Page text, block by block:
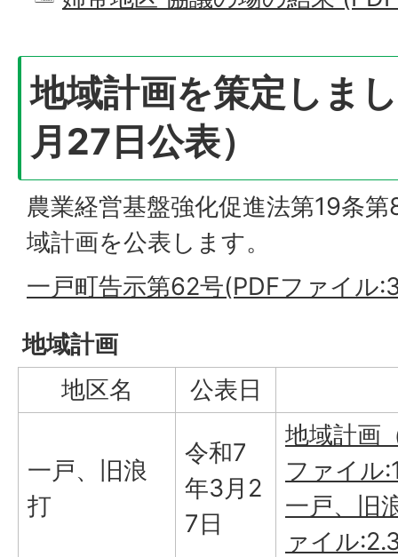
地域計画を策定しま
月27日公表）
農業経営基盤強化促進法第19条
域計画を公表します。
一戸町告示第62号(PDFファイル
地域計画
地区名
公表日
一戸、旧浪
打
令和7
年3月2
7日
地域計画
ファイル
一戸、旧
ァイル